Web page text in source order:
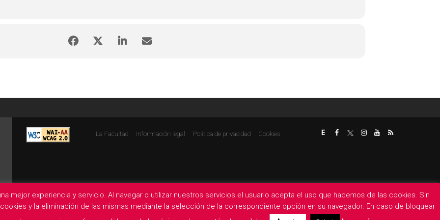
La Facultad Información legal Politica de privacidad Cookies E
mejor experiencia y servicio. Al navegar o utilizar nuestros servicios el usuario acepta el uso que hacemos de las cookies. Sin
y la eliminación de las mismas mediante la selección de la correspondiente opción en su navegador. En caso de bloquear